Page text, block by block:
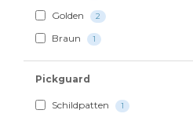
Golden 2
Braun 1
Pickguard
Schildpatten 1